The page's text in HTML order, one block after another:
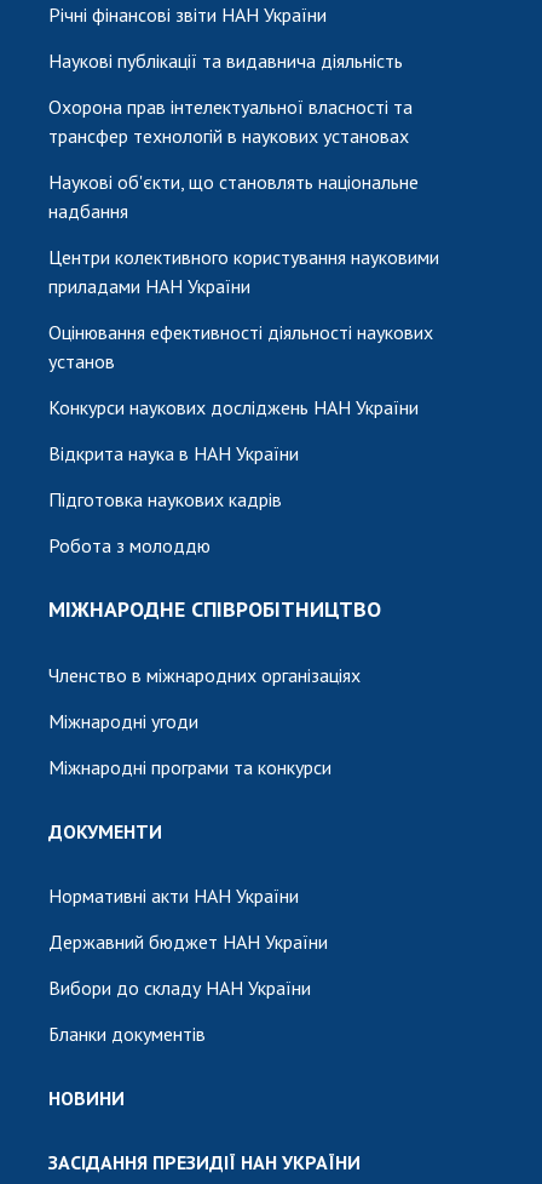
Річні фінансові звіти НАН України
Наукові публікації та видавнича діяльність
Охорона прав інтелектуальної власності та
трансфер технологій в наукових установах
Наукові об'єкти, що становлять національне
надбання
Центри колективного користування науковими
приладами НАН України
Оцінювання ефективності діяльності наукових
установ
Конкурси наукових досліджень НАН України
Відкрита наука в НАН України
Підготовка наукових кадрів
Робота з молоддю
МІЖНАРОДНЕ СПІВРОБІТНИЦТВО
Членство в міжнародних організаціях
Міжнародні угоди
Міжнародні програми та конкурси
ДОКУМЕНТИ
Нормативні акти НАН України
Державний бюджет НАН України
Вибори до складу НАН України
Бланки документів
НОВИНИ
ЗАСІДАННЯ ПРЕЗИДІЇ НАН УКРАЇНИ